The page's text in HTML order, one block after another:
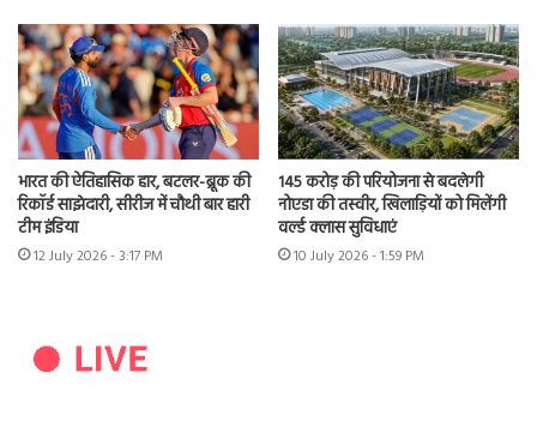
भारत की ऐतिहासिक हार, बटलर-ब्रूक की
रिकॉर्ड साझेदारी, सीरीज में चौथी बार हारी
टीम इंडिया
12 July 2026 - 3:17 PM
145 करोड़ की परियोजना से बदलेगी
नोएडा की तस्वीर, खिलाड़ियों को मिलेंगी
वर्ल्ड क्लास सुविधाएं
10 July 2026 - 1:59 PM